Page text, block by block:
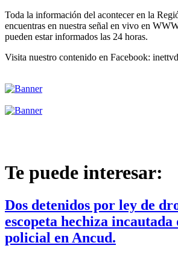
Toda la información del acontecer en la
encuentras en nuestra señal en vivo en
pueden estar informados las 24 horas.
Visita nuestro contenido en Facebook:
Te puede interesar:
Dos detenidos por ley de
escopeta hechiza
policial en Ancud.